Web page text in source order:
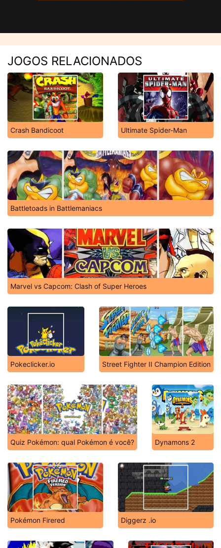
JOGOS RELACIONADOS
Crash Bandicoot Ultimate Spider-Man
Battletoads in Battlemaniacs
Marvel vs Capcom: Clash of Super Heroes
Pokeclicker.io Street Fighter II Champion Edition
Quiz Pokémon: qual Pokémon é você? Dynamons 2
Pokémon Firered Diggerz .io